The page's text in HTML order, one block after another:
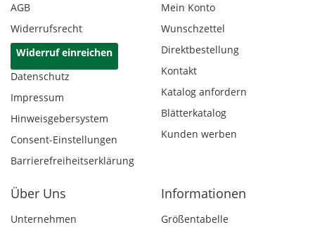
AGB
Widerrufsrecht
Widerruf einreichen
Datenschutz
Impressum
Hinweisgebersystem
Consent-Einstellungen
Barrierefreiheitserklärung
Mein Konto
Wunschzettel
Direktbestellung
Kontakt
Katalog anfordern
Blätterkatalog
Kunden werben
Über Uns
Unternehmen
Informationen
Größentabelle